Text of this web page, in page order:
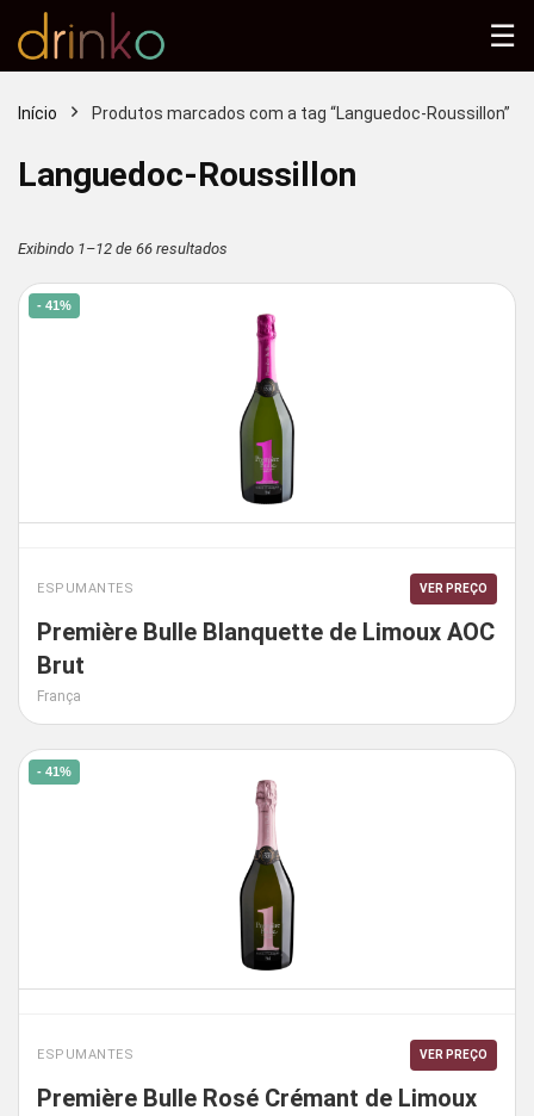
Início Produtos marcados com a tag “Languedoc-Roussillon”
Languedoc-Roussillon
Exibindo 1–12 de 66 resultados
por
mais
recente
- 41%
ESPUMANTES VER PREÇO
Première Bulle Blanquette de Limoux AOC
Brut
França
- 41%
ESPUMANTES VER PREÇO
Première Bulle Rosé Crémant de Limoux
☰